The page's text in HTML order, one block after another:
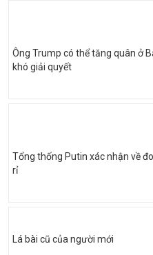
Ông Trump có thể tăng quân ở
khó giải quyết
Tổng thống Putin xác nhận về
rỉ
Lá bài cũ của người mới